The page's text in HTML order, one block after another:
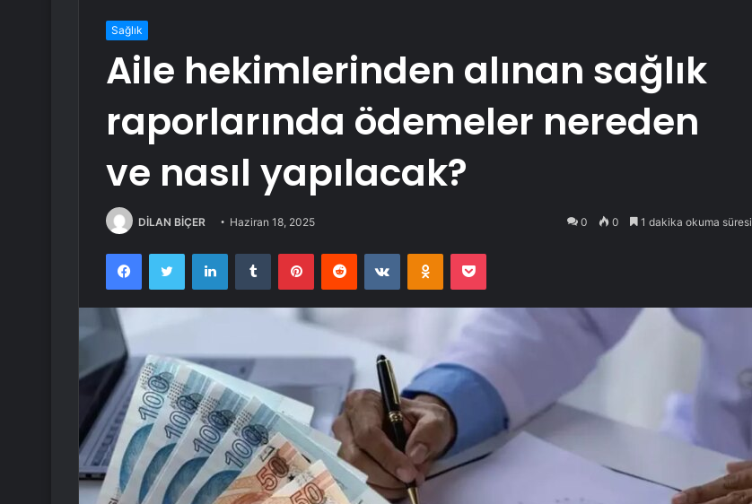
Sağlık
Aile hekimlerinden alınan sağlık
raporlarında ödemeler nereden
ve nasıl yapılacak?
DİLAN BİÇER Haziran 18, 2025 0 0 1 dakika okuma süresi
FacebookTwitter LinkedInTumblr PinterestReddit VKontakteOdnoklassniki
Pocket